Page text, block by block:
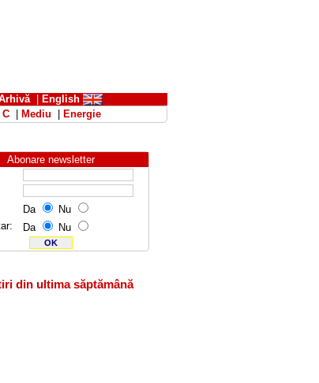
|
English
C Mediu Energie
Abonare newsletter
Da
Nu
Da Nu
din ultima săptămână